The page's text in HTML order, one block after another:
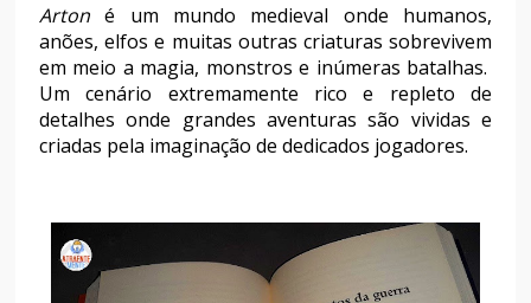
Artoné um mundo medieval onde humanos,
anões, elfos e muitas outras criaturas sobrevivem
em meio a magia, monstros e inúmeras batalhas.
Um cenário extremamente rico e repleto de
detalhes onde grandes aventuras são vividas e
criadas pela imaginação de dedicados jogadores.